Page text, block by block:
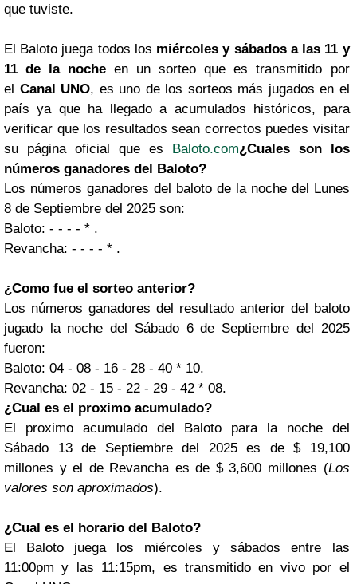
que tuviste.
El Baloto juega todos los miércoles y sábados a las 11 y
11 de la noche en un sorteo que es transmitido por
el Canal UNO, es uno de los sorteos más jugados en el
país ya que ha llegado a acumulados históricos, para
verificar que los resultados sean correctos puedes visitar
su página oficial que es Baloto.com¿Cuales son los
números ganadores del Baloto?
Los números ganadores del baloto de la noche del Lunes
8 de Septiembre del 2025 son:
Baloto: - - - - * .
Revancha: - - - - * .
¿Como fue el sorteo anterior?
Los números ganadores del resultado anterior del baloto
jugado la noche del Sábado 6 de Septiembre del 2025
fueron:
Baloto: 04 - 08 - 16 - 28 - 40 * 10.
Revancha: 02 - 15 - 22 - 29 - 42 * 08.
¿Cual es el proximo acumulado?
El proximo acumulado del Baloto para la noche del
Sábado 13 de Septiembre del 2025 es de $ 19,100
millones y el de Revancha es de $ 3,600 millones (Los
valores son aproximados).
¿Cual es el horario del Baloto?
El Baloto juega los miércoles y sábados entre las
11:00pm y las 11:15pm, es transmitido en vivo por el